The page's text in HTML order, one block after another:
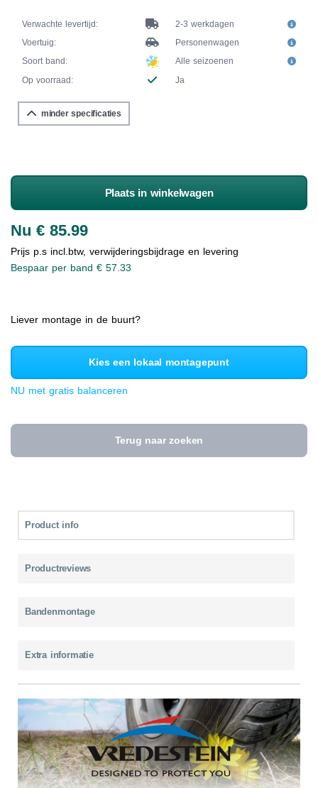
Verwachte levertijd:
2-3 werkdagen
Voertuig:
Personenwagen
Soort band:
Alle seizoenen
Op voorraad:
Ja
minder specificaties
Plaats in winkelwagen
Nu € 85.99
Prijs p.s incl.btw, verwijderingsbijdrage en levering
Bespaar per band € 57.33
Liever montage in de buurt?
Kies een lokaal montagepunt
NU met gratis balanceren
Terug naar zoeken
Product info
Productreviews
Bandenmontage
Extra informatie